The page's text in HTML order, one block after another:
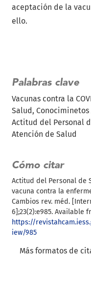
Palabras clave
Vacunas contra la
Salud
Actitud del Personal
Atención de Salud
Cómo citar
Actitud del Personal de
vacuna contra la
Cambios rev. méd.
6];23(2):e985. Available
https://
iew/985
Más formatos de
aceptación de la
ello.